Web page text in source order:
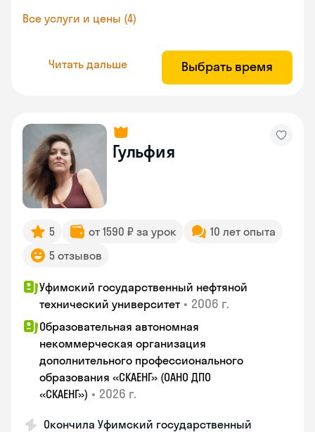
Все услуги и цены (4)
Читать дальше Выбрать время
Гульфия
5 от 1590 ₽ за урок
10 лет опыта
5 отзывов
Уфимский государственный нефтяной
технический университет • 2006 г.
Образовательная автономная
некоммерческая организация
дополнительного профессионального
образования «СКАЕНГ» (ОАНО ДПО
«СКАЕНГ») • 2026 г.
Окончила Уфимский государственный